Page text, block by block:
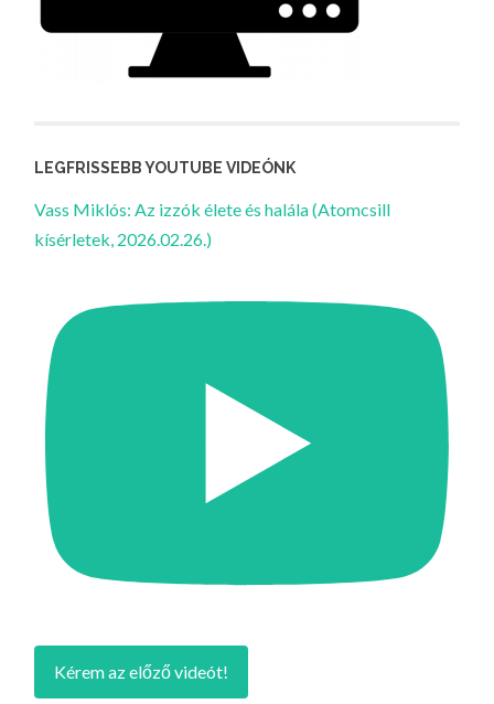
LEGFRISSEBB YOUTUBE VIDEÓNK
Vass Miklós: Az izzók élete és halála (Atomcsill
kísérletek, 2026.02.26.)
Kérem az előző videót!